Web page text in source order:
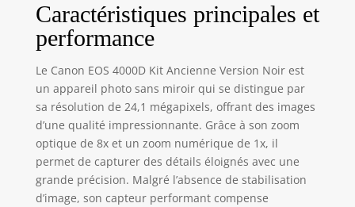
Caractéristiques principales et
performance
Le Canon EOS 4000D Kit Ancienne Version Noir est
un appareil photo sans miroir qui se distingue par
sa résolution de 24,1 mégapixels, offrant des images
d’une qualité impressionnante. Grâce à son zoom
optique de 8x et un zoom numérique de 1x, il
permet de capturer des détails éloignés avec une
grande précision. Malgré l’absence de stabilisation
d’image, son capteur performant compense